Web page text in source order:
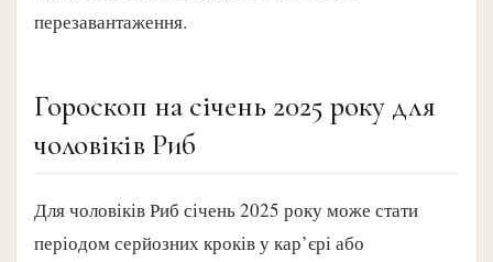
перезавантаження.
Гороскоп на січень 2025 року для
чоловіків Риб
Для чоловіків Риб січень 2025 року може стати
періодом серйозних кроків у кар’єрі або